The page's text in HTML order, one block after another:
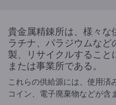
貴金属精錬所は、様々
ラチナ、パラジウムな
製、リサイクルするこ
または事業所である。
これらの供給源には、使用済
コイン、電子廃棄物などが含